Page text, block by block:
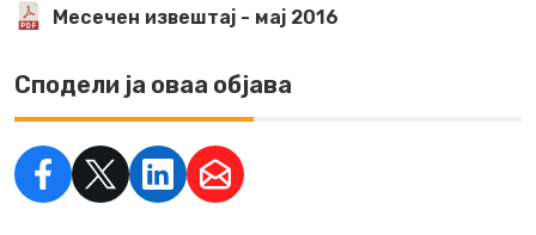
Месечен извештај - мај 2016
Сподели ја оваа објава